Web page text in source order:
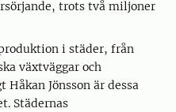
trots två miljoner
i städer, från
växtväggar och
Jönsson är dessa
Städernas